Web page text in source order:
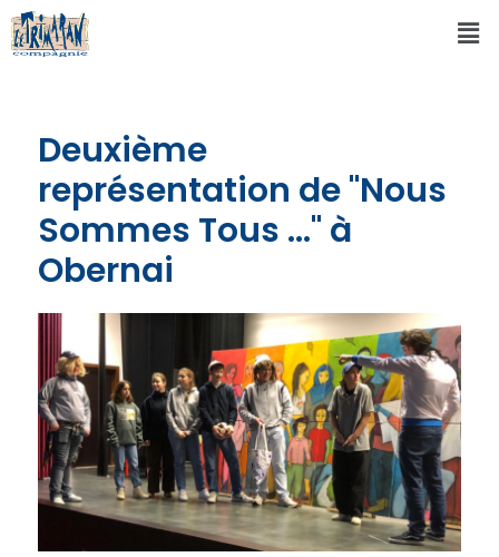
Deuxième
représentation de "Nous
Sommes Tous ..." à
Obernai